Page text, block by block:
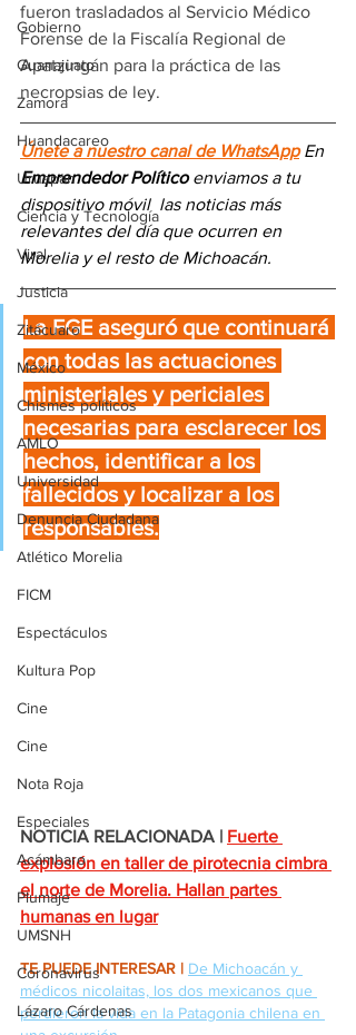
Gobierno
Guanajuato
Zamora
Huandacareo
Uruapan
Ciencia y Tecnología
Viral
Justicia
Zitácuaro
México
Chismes políticos
AMLO
Universidad
Denuncia Ciudadana
Atlético Morelia
FICM
Espectáculos
Kultura Pop
Cine
Cine
Nota Roja
Especiales
Acámbaro
Plumaje
UMSNH
Coronavirus
Lázaro Cárdenas
fueron trasladados al Servicio Médico
Forense de la Fiscalía Regional de
Apatzingán para la práctica de las
necropsias de ley.
Únete a nuestro canal de WhatsApp En
Emprendedor Político enviamos a tu
dispositivo móvil las noticias más
relevantes del día que ocurren en
Morelia y el resto de Michoacán.
La FGE aseguró que continuará
con todas las actuaciones
ministeriales y periciales
necesarias para esclarecer los
hechos, identificar a los
fallecidos y localizar a los
responsables.
NOTICIA RELACIONADA | Fuerte
explosión en taller de pirotecnia cimbra
el norte de Morelia. Hallan partes
humanas en lugar
TE PUEDE INTERESAR | De Michoacán y
médicos nicolaitas, los dos mexicanos que
perdieron la vida en la Patagonia chilena en